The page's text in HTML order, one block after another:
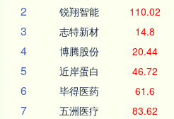
2 锐翔智能 110.02
3 志特新材 14.8
4 博腾股份 20.44
5 近岸蛋白 46.72
6 毕得医药 61.6
7 五洲医疗 83.62